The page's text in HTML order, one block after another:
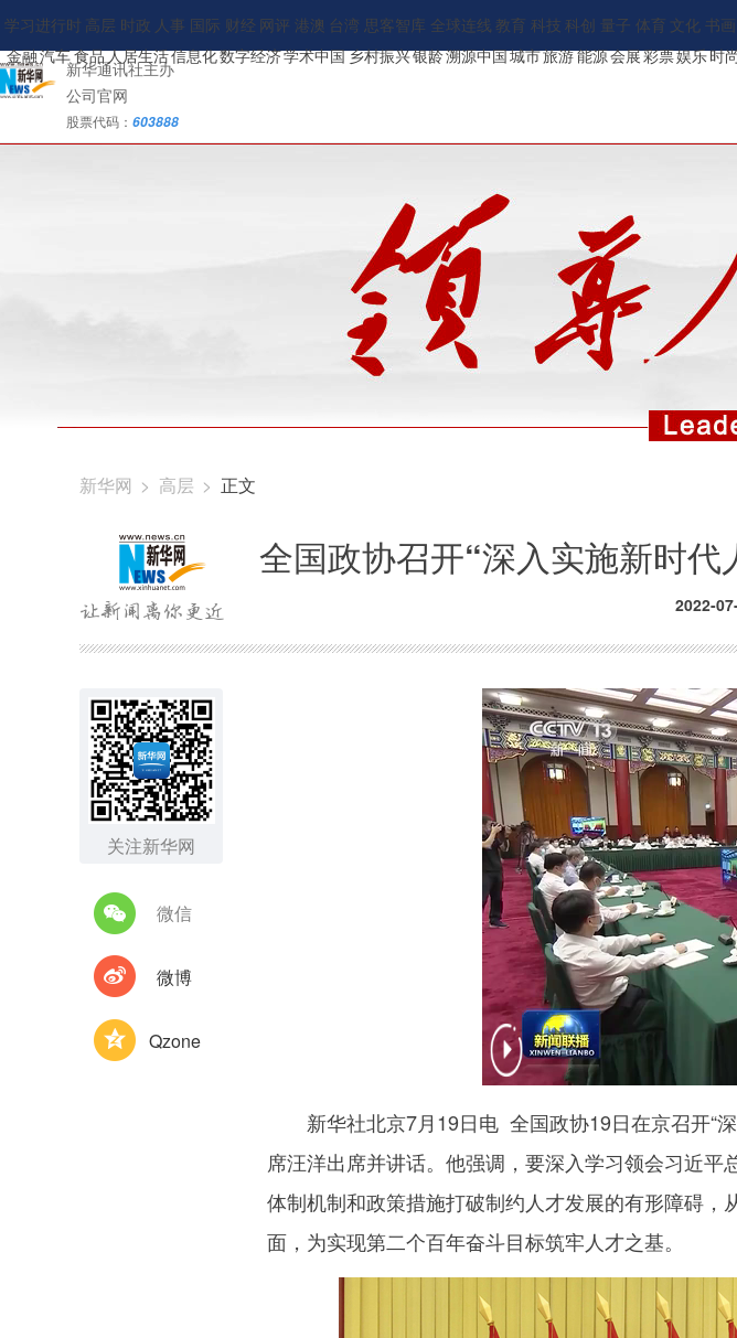
ENGLISH 新华报刊
新华通讯社主办
公司官网
股票代码： 603888
学习进行时 高层 时政 人事 国际 财经 网评 港澳 台湾 思客智库 全球连线 教育 科技 科创 量子 体育 文化 书画
金融汽车食品人居生活信息化数字经济学术中国乡村振兴银龄溯源中国城市旅游能源会展彩票娱乐时
新华网 > 高层 > 正文
全国政协召开“深入实施新时
2022-
关注新华网
微信
微博
Qzone
新华社北京7月19日电 全国政协19日在京召开“深
席汪洋出席并讲话。他强调，要深入学习领会习近
体制机制和政策措施打破制约人才发展的有形障碍
面，为实现第二个百年奋斗目标筑牢人才之基。